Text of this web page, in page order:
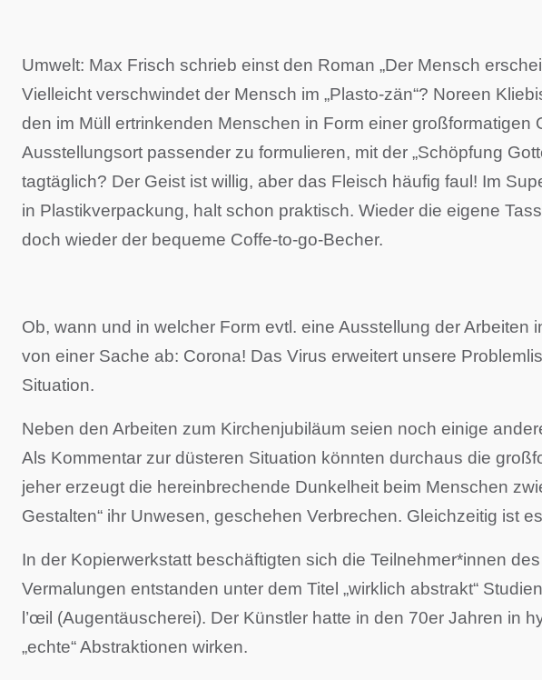
Umwelt: Max Frisch schrieb einst den Roman „Der Mensch
Vielleicht verschwindet der Mensch im „Plasto-zän“? Noreen
den im Müll ertrinkenden Menschen in Form einer
Ausstellungsort passender zu formulieren, mit der „Schöpfung
tagtäglich? Der Geist ist willig, aber das Fleisch häufig faul! Im
in Plastikverpackung, halt schon praktisch. Wieder die eigene
doch wieder der bequeme Coffe-to-go-Becher.
Ob, wann und in welcher Form evtl. eine Ausstellung der
von einer Sache ab: Corona! Das Virus erweitert unsere
Situation.
Neben den Arbeiten zum Kirchenjubiläum seien noch einige
Als Kommentar zur düsteren Situation könnten durchaus die
jeher erzeugt die hereinbrechende Dunkelheit beim Menschen
Gestalten“ ihr Unwesen, geschehen Verbrechen. Gleichzeitig ist
In der Kopierwerkstatt beschäftigten sich die Teilnehmer*innen
Vermalungen entstanden unter dem Titel „wirklich abstrakt“
l’œil (Augentäuscherei). Der Künstler hatte in den 70er Jahren in
„echte“ Abstraktionen wirken.